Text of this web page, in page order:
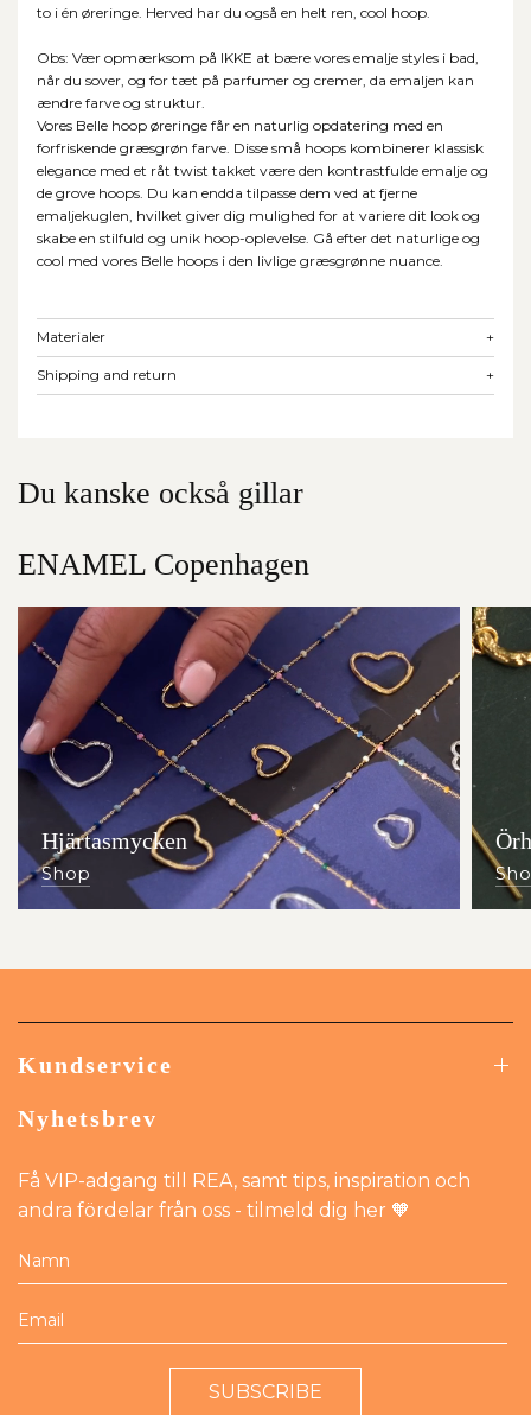
to i én øreringe. Herved har du også en helt ren, cool hoop.
Obs: Vær opmærksom på IKKE at bære vores emalje styles i bad,
når du sover, og for tæt på parfumer og cremer, da emaljen kan
ændre farve og struktur.
Vores Belle hoop øreringe får en naturlig opdatering med en
forfriskende græsgrøn farve. Disse små hoops kombinerer klassisk
elegance med et råt twist takket være den kontrastfulde emalje og
de grove hoops. Du kan endda tilpasse dem ved at fjerne
emaljekuglen, hvilket giver dig mulighed for at variere dit look og
skabe en stilfuld og unik hoop-oplevelse. Gå efter det naturlige og
cool med vores Belle hoops i den livlige græsgrønne nuance.
Materialer +
Shipping and return +
Du kanske också gillar
ENAMEL Copenhagen
Hjärtasmycken
Shop
Kundservice
Nyhetsbrev
Få VIP-adgang till REA, samt tips, inspiration och
andra fördelar från oss - tilmeld dig her 🧡
SUBSCRIBE